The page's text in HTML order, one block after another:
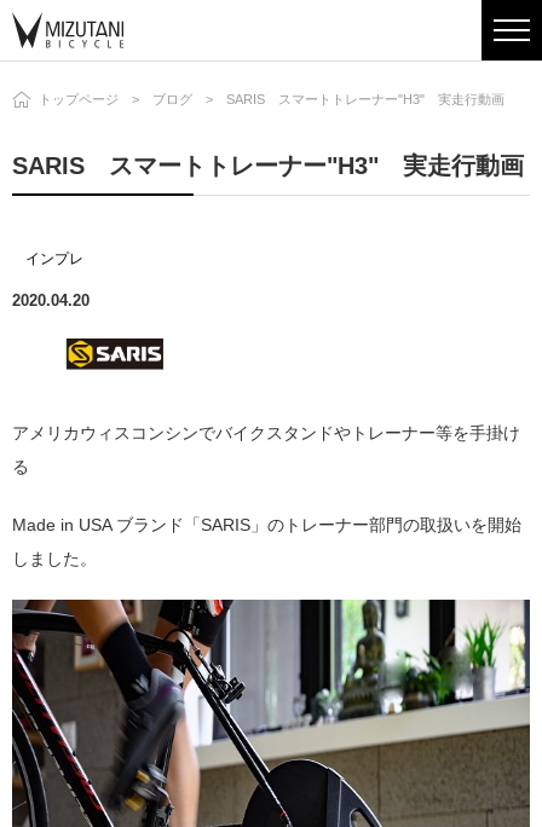
トップページ ブログ SARIS スマートトレーナー"H3" 実走行動画
SARIS スマートトレーナー"H3" 実走行動画
インプレ
2020.04.20
アメリカウィスコンシンでバイクスタンドやトレーナー等を手掛け
る
Made in USA ブランド「SARIS」のトレーナー部門の取扱いを開始
しました。